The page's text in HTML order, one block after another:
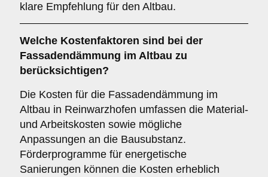
klare Empfehlung für den Altbau.
Welche Kostenfaktoren sind bei der
Fassadendämmung im Altbau zu
berücksichtigen?
Die Kosten für die Fassadendämmung im
Altbau in Reinwarzhofen umfassen die Material-
und Arbeitskosten sowie mögliche
Anpassungen an die Bausubstanz.
Förderprogramme für energetische
Sanierungen können die Kosten erheblich